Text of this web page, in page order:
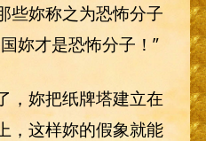
些妳称之为恐怖分子
妳才是恐怖分子！”
，妳把纸牌塔建立在
，这样妳的假象就能